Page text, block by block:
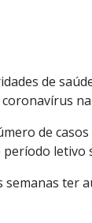
de
na
de
letivo
ter